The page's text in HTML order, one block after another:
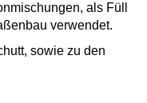
als Füll
verwendet.
sowie zu den